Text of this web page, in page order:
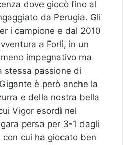
dove giocò fino al
da Perugia. Gli
i campione e dal 2010
a Forlì, in un
impegnativo ma
stessa passione di
è però anche la
e della nostra bella
Vigor esordì nel
persa per 3-1 dagli
cui ha giocato ben